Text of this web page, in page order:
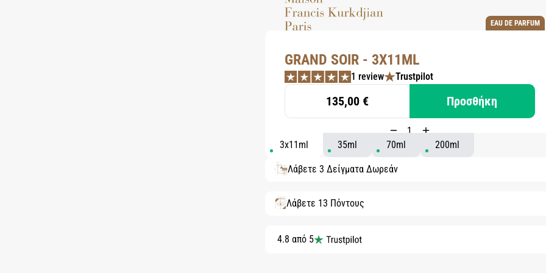
EAU DE PARFUM
GRAND SOIR - 3X11ML
1 review Trustpilot
135,00 € Προσθήκη
3x11ml 35ml 70ml 200ml
Λάβετε 3 Δείγματα Δωρεάν
Λάβετε 13 Πόντους
4.8 από 5